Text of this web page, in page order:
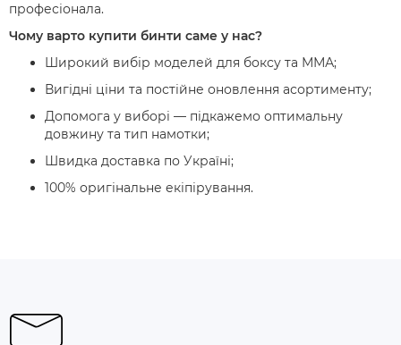
професіонала.
Чому варто купити бинти саме у нас?
Широкий вибір моделей для боксу та ММА;
Вигідні ціни та постійне оновлення асортименту;
Допомога у виборі — підкажемо оптимальну
довжину та тип намотки;
Швидка доставка по Україні;
100% оригінальне екіпірування.